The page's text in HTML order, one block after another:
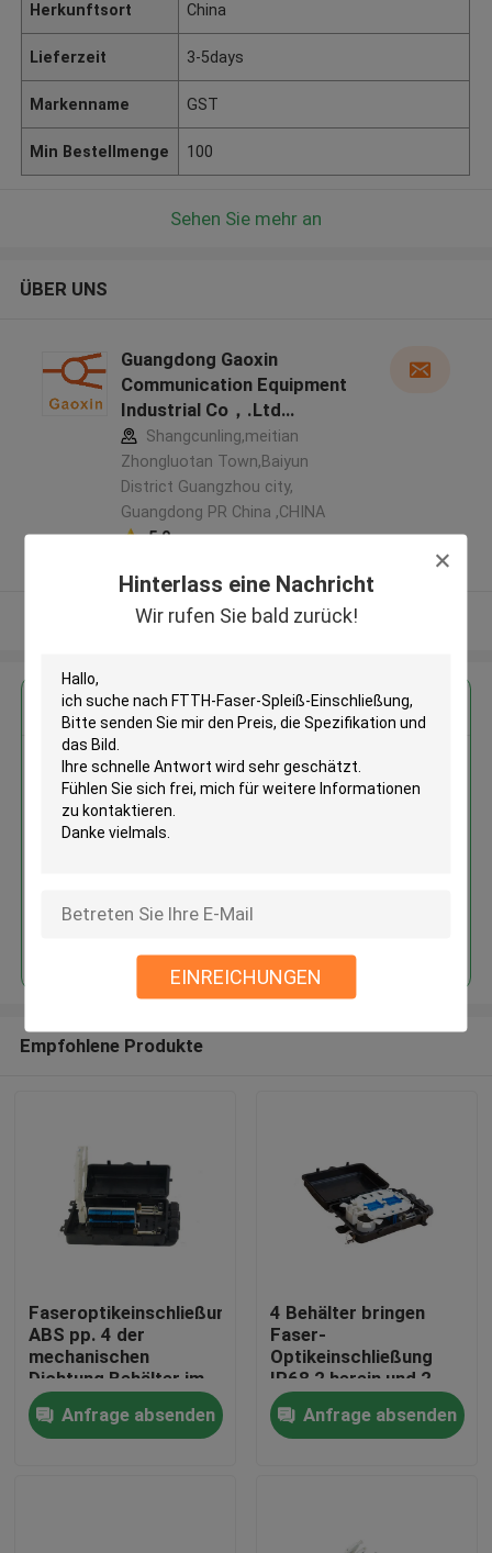
Hinterlass eine Nachricht
Wir rufen Sie bald zurück!
EINREICHUNGEN
Haus
Herkunftsort China
Lieferzeit 3-5days
Markenname GST
Min Bestellmenge 100
Sehen Sie mehr an
ÜBER UNS
Guangdong Gaoxin
Communication Equipment
Industrial Co，.Ltd
Herstellerprofil
Shangcunling,meitian
Zhongluotan Town,Baiyun
District Guangzhou city,
Guangdong PR China ,CHINA
5.0
Sehen Sie mehr an
Erhalten Sie den besten Preis für
FTTH-Faser-Spleiß-
Einschließung
Empfohlene Produkte
Faseroptikeinschließung
ABS pp. 4 der
mechanischen
Dichtung Behälter im
Freien
Anfrage absenden
4 Behälter bringen
Faser-
Optikeinschließung
IP68 2 herein und 2
heraus für Rohrleitung
an
Anfrage absenden